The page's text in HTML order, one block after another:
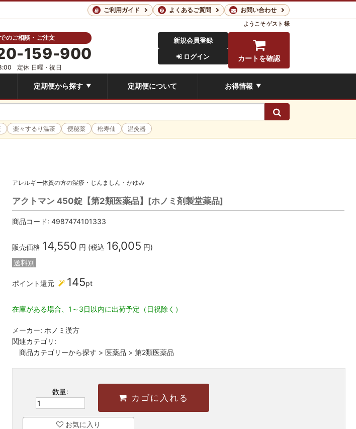
ご利用ガイド よくあるご質問 お問い合わせ
のご相談・ご注文
159-900
定休 日曜・祝日
ようこそゲスト 様
新規会員登録
ログイン
カートを確認
定期便から探す ▼ 定期便について お得情報 ▼
検索
楽々するり温茶 便秘薬 松寿仙 温灸器
アレルギー体質の方の湿疹・じんましん・かゆみ
アクトマン 450錠【第2類医薬品】[ホノミ剤製堂薬品]
商品コード: 4987474101333
販売価格 14,550 円 (税込 16,005 円)
送料別
ポイント還元 145pt
在庫がある場合、1～3日以内に出荷予定（日祝除く）
メーカー: ホノミ漢方
関連カテゴリ:
商品カテゴリーから探す > 医薬品 > 第2類医薬品
数量:
カゴに入れる
お気に入り